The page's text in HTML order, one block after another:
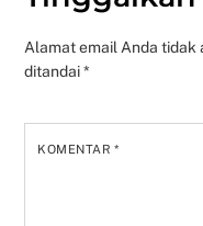
Alamat email Anda tidak
ditandai*
KOMENTAR*